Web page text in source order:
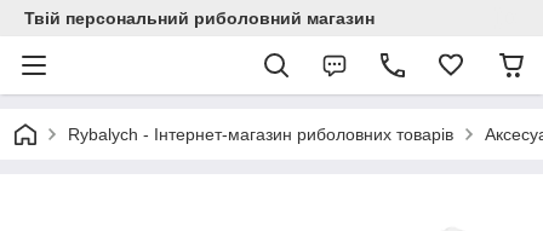
Твій персональний риболовний магазин
Rybalych - Інтернет-магазин риболовних товарів